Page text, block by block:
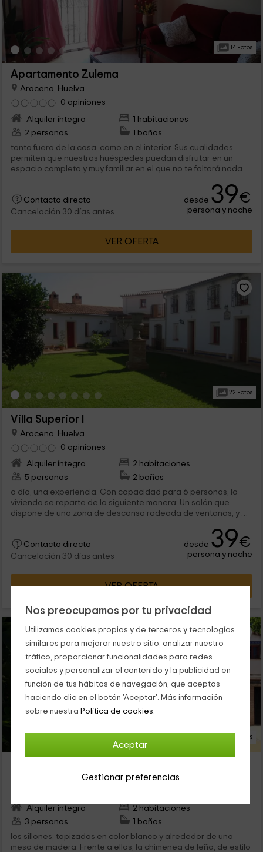
Nos preocupamos por tu privacidad
Utilizamos cookies propias y de terceros y tecnologías
similares para mejorar nuestro sitio, analizar nuestro
tráfico, proporcionar funcionalidades para redes
sociales y personalizar el contenido y la publicidad en
función de tus hábitos de navegación, que aceptas
haciendo clic en el botón 'Aceptar'. Más información
sobre nuestra Política de cookies.
Aceptar
Gestionar preferencias
14 Fotos
Apartamento Zulema
Aracena, Huelva
0 opiniones
Alquiler íntegro
1 habitaciones
2 personas
1 baños
tanto fuera de la casa, como en el interior. Sus cualidades
permiten que nuestros huéspedes puedan disfrutar en un
espacio completo y muy familiar en el que no te faltará nada
Contacto directo
Cancelación 30 días antes
desde 39€
persona y noche
VER OFERTA
22 Fotos
Villa Superior I
Aracena, Huelva
0 opiniones
Alquiler íntegro
2 habitaciones
5 personas
2 baños
a día, una experiencia. Con capacidad para 6 personas, la
vivienda se reparte de la siguiente manera: Un salón que
dispone de una zona de descanso rodeada de ventanas, y en
Contacto directo
Cancelación 30 días antes
desde 39€
persona y noche
VER OFERTA
27 Fotos
Aracena, Huelva
Alquiler íntegro
2 habitaciones
3 personas
1 baños
los sillones, tapizados en color blanco y alrededor de una
mesa de madera. Frente a ellos, la chimenea de leña, de estilo